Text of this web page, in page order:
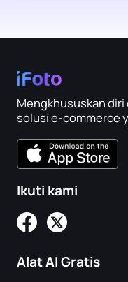
Mengkhususkan
solusi e-commerce
Ikuti kami
Alat AI Gratis